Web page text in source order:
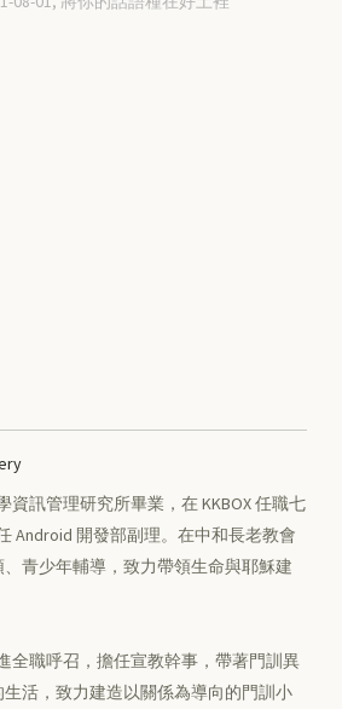
資訊管理研究所畢業，在 KKBOX 任職七
Android 開發部副理。在中和長老教會
青少年輔導，致力帶領生命與耶穌建
全職呼召，擔任宣教幹事，帶著門訓異
活，致力建造以關係為導向的門訓小